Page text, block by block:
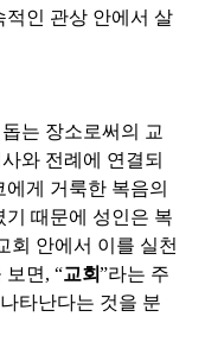
적인 관상 안에서 살
는 장소로써의 교
와 전례에 연결되
게 거룩한 복음의
때문에 성인은 복
회 안에서 이를 실천
보면 , “교회”라는 주
타난다는 것을 분